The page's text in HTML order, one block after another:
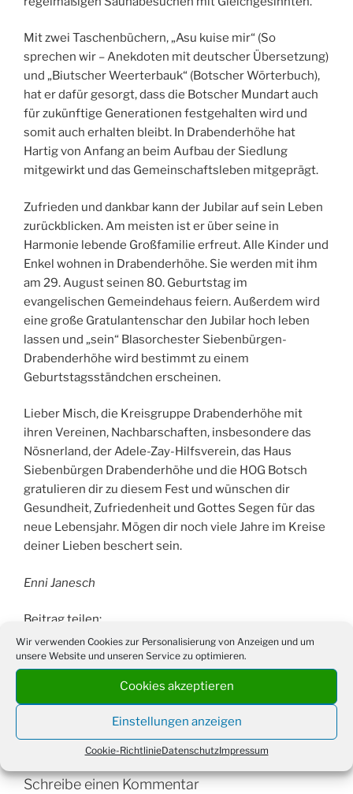
Wir verwenden Cookies zur Personalisierung von Anzeigen und um
unsere Website und unseren Service zu optimieren.
Cookies akzeptieren
Einstellungen anzeigen
Cookie-RichtlinieDatenschutzImpressum
Mit zwei Taschenbüchern, „Asu kuise mir“ (So
sprechen wir – Anekdoten mit deutscher Übersetzung)
und „Biutscher Weerterbauk“ (Botscher Wörterbuch),
hat er dafür gesorgt, dass die Botscher Mundart auch
für zukünftige Generationen festgehalten wird und
somit auch erhalten bleibt. In Drabenderhöhe hat
Hartig von Anfang an beim Aufbau der Siedlung
mitgewirkt und das Gemeinschaftsleben mitgeprägt.
Zufrieden und dankbar kann der Jubilar auf sein Leben
zurückblicken. Am meisten ist er über seine in
Harmonie lebende Großfamilie erfreut. Alle Kinder und
Enkel wohnen in Drabenderhöhe. Sie werden mit ihm
am 29. August seinen 80. Geburtstag im
evangelischen Gemeindehaus feiern. Außerdem wird
eine große Gratulantenschar den Jubilar hoch leben
lassen und „sein“ Blasorchester Siebenbürgen-
Drabenderhöhe wird bestimmt zu einem
Geburtstagsständchen erscheinen.
Lieber Misch, die Kreisgruppe Drabenderhöhe mit
ihren Vereinen, Nachbarschaften, insbesondere das
Nösnerland, der Adele-Zay-Hilfsverein, das Haus
Siebenbürgen Drabenderhöhe und die HOG Botsch
gratulieren dir zu diesem Fest und wünschen dir
Gesundheit, Zufriedenheit und Gottes Segen für das
neue Lebensjahr. Mögen dir noch viele Jahre im Kreise
deiner Lieben beschert sein.
Enni Janesch
Beitrag teilen:
KATEGORIEN
AKTUELLES
Schreibe einen Kommentar